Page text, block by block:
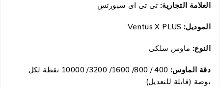
العلامة التجارية:تى تى اى سبورتس
الموديل: Ventus X PLUS
النوع:ماوس سلكى
دقة الماوس:
400 / 800/ 1600/ 3200/ 10000 نقطة لكل
بوصة (قابلة للتعديل)